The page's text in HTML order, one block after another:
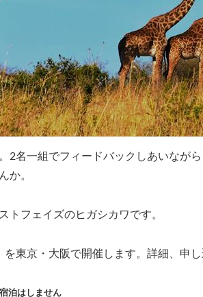
2名一組でフィードバックしあいなが
か。
トフェイズのヒガシカワです。
を東京・大阪で開催します。詳細、申
宿泊はしません